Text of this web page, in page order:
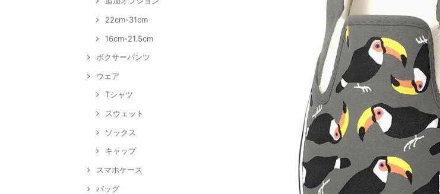
22cm-31cm
16cm-21.5cm
ボクサーパンツ
ウェア
Tシャツ
スウェット
ソックス
キャップ
スマホケース
バッグ